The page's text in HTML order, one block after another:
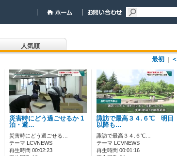
人気順
最初
＜
災害時にどう過ごせるか 1
泊・避…
災害時にどう過ごせる…
テーマ LCVNEWS
再生時間 00:02:23
諏訪で最高３４.６℃ 明日
以降も…
諏訪で最高３４.６℃…
テーマ LCVNEWS
再生時間 00:01:16